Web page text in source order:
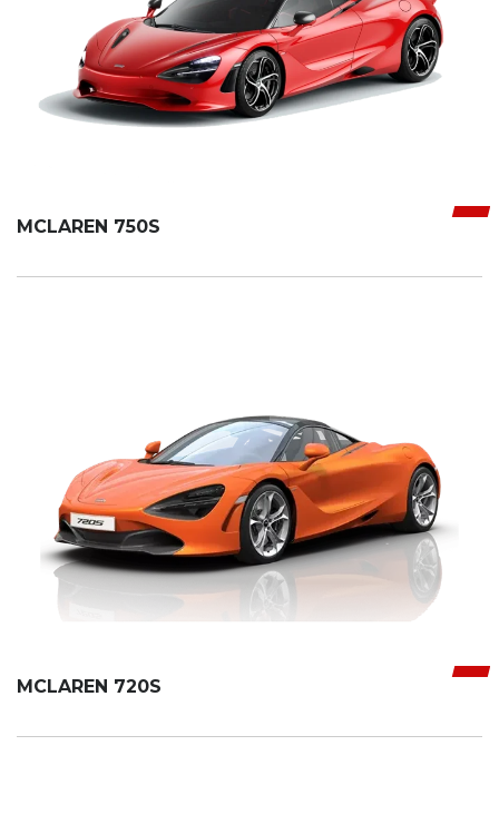
MCLAREN 750S
MCLAREN 720S